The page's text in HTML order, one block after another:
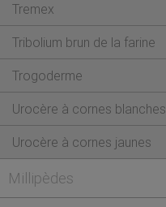
Tremex
Tribolium brun de la farine
Trogoderme
Urocère à cornes blanches
Urocère à cornes jaunes
Millipèdes